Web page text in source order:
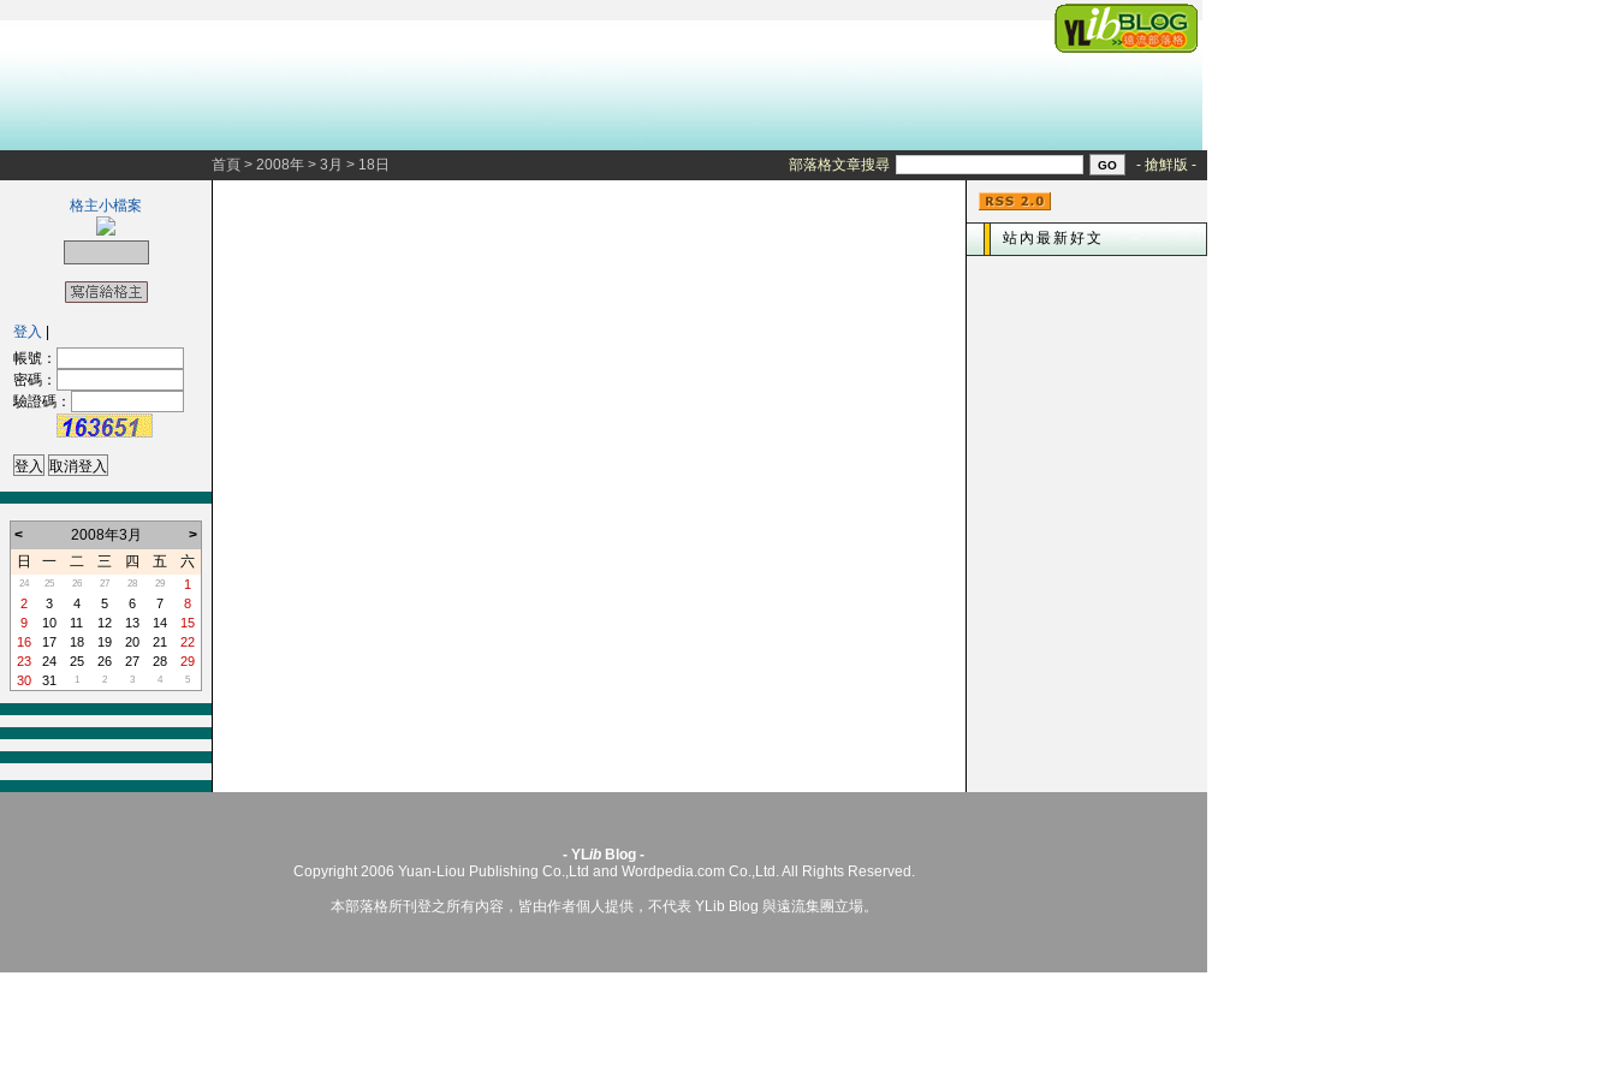
首頁 > 2008年 > 3月 > 18日 部落格文章搜尋 - 搶鮮版 -
格主小檔案
登入
帳號：
密碼：
驗證碼：
< 2008年3月
>
日
一 二 三 四 五 六
24 25 26 27 28 29
1
2
3 4 5 6 7
8
9
10 11 12 13 14
15
16
17 18 19 20 21
22
23
24 25 26 27 28
29
30
31 1 2 3 4 5
站內最新好文
- YLib Blog -
Copyright 2006 Yuan-Liou Publishing Co.,Ltd and Wordpedia.com Co.,Ltd. All Rights Reserved.
本部落格所刊登之所有內容，皆由作者個人提供，不代表 YLib Blog 與遠流集團立場。